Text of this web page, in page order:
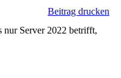
Beitrag drucken
nur Server 2022 betrifft,